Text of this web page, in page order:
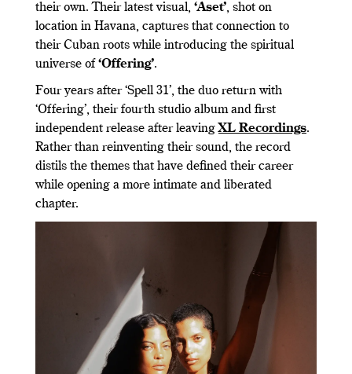
their own. Their latest visual, ‘Aset’, shot on
location in Havana, captures that connection to
their Cuban roots while introducing the spiritual
universe of ‘Offering’.
Four years after ‘Spell 31’, the duo return with
‘Offering’, their fourth studio album and first
independent release after leavingXL Recordings.
Rather than reinventing their sound, the record
distils the themes that have defined their career
while opening a more intimate and liberated
chapter.